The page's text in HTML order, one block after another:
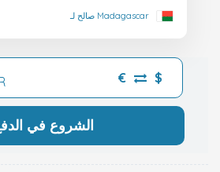
صالح لـ Madagascar
€ $
الشروع في